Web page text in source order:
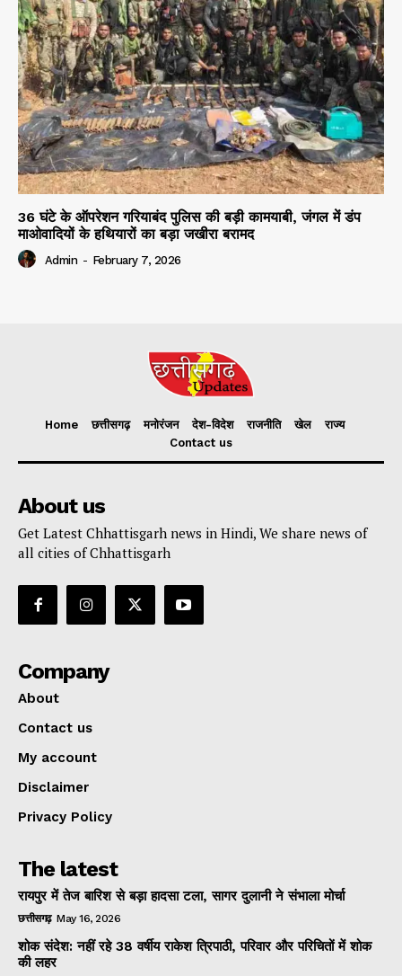
36 घंटे के ऑपरेशन गरियाबंद पुलिस की बड़ी कामयाबी, जंगल में डंप
माओवादियों के हथियारों का बड़ा जखीरा बरामद
Admin - February 7, 2026
Home छत्तीसगढ़ मनोरंजन देश-विदेश राजनीति खेल
राज्य
Contact us
About us
Get Latest Chhattisgarh news in Hindi, We share news of
all cities of Chhattisgarh
Company
About
Contact us
My account
Disclaimer
Privacy Policy
The latest
रायपुर में तेज बारिश से बड़ा हादसा टला, सागर दुलानी ने संभाला मोर्चा
छत्तीसगढ़ May 16, 2026
शोक संदेश: नहीं रहे 38 वर्षीय राकेश त्रिपाठी, परिवार और परिचितों में शोक
की लहर